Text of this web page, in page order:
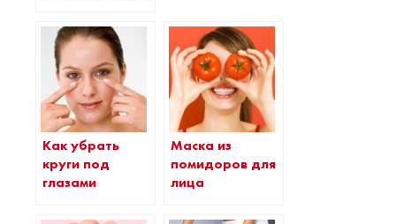
Как убрать
круги под
глазами
Маска из
помидоров для
лица